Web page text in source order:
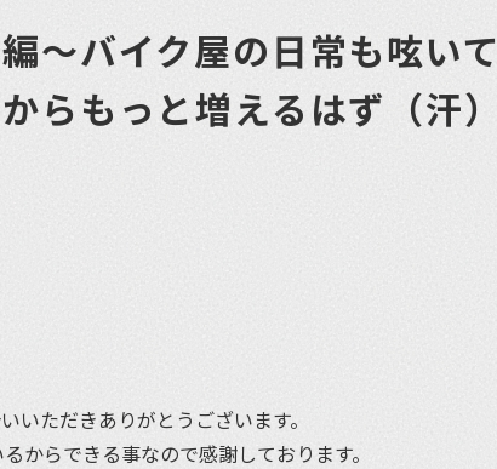
〜バイク屋の日常も呟いて
らもっと増えるはず（汗）
いただきありがとうございます。
からできる事なので感謝しております。